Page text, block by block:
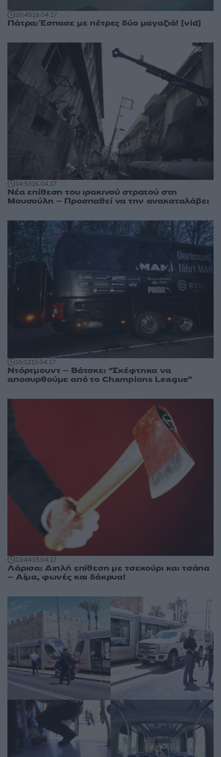
20:4518.04.17
Πάτρα: Έσπασε με πέτρες δύο μαγαζιά! [vid]
14:5316.04.17
Νέα επίθεση του ιρακινού στρατού στη
Μουσούλη – Προσπαθεί να την ανακαταλάβει
15:1215.04.17
Ντόρτμουντ – Βάτσκε: “Σκέφτηκα να
αποσυρθούμε από το Champions League”
13:4415.04.17
Λάρισα: Διπλή επίθεση με τσεκούρι και τσάπα
– Αίμα, φωνές και δάκρυα!